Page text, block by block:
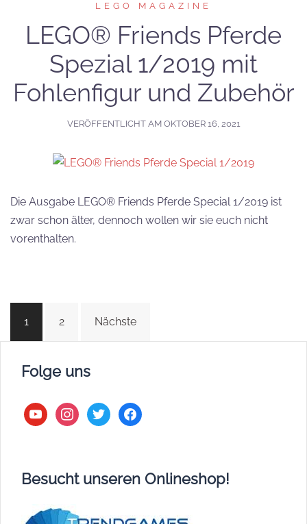
LEGO MAGAZINE
LEGO® Friends Pferde
Spezial 1/2019 mit
Fohlenfigur und Zubehör
VERÖFFENTLICHT AM OKTOBER 16, 2021
Die Ausgabe LEGO® Friends Pferde Special 1/2019 ist
zwar schon älter, dennoch wollen wir sie euch nicht
vorenthalten.
Beitragsnavigation
1 2 Nächste
Folge uns
youtubeinstagram
twitter facebook
Besucht unseren Onlineshop!